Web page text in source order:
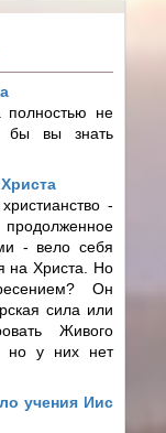
полностью не
бы вы знать
-
продолженное
- вело себя
на Христа. Но
Он
сила или
Живого
но у них нет
учения Иис